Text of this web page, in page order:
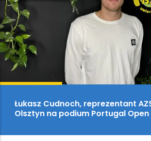
Łukasz Cudnoch, reprezentant
Olsztyn na podium Portugal Open